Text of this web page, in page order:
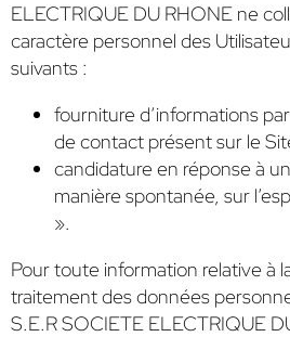
ELECTRIQUE DU RHONE ne
caractère personnel des
suivants :
fourniture d’informations
de contact présent sur le
candidature en réponse à
manière spontanée, sur
».
Pour toute information relative à
traitement des données
S.E.R SOCIETE ELECTRIQUE